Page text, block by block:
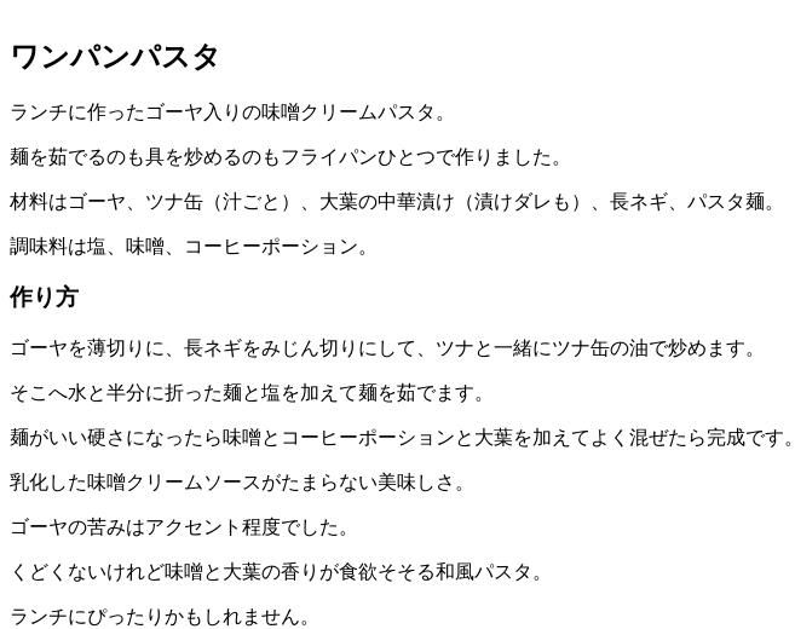
ワンパンパスタ
ランチに作ったゴーヤ入りの味噌クリームパスタ。
麺を茹でるのも具を炒めるのもフライパンひとつで作りました。
材料はゴーヤ、ツナ缶（汁ごと）、大葉の中華漬け（漬けダレも）、長ネギ、パスタ麺。
調味料は塩、味噌、コーヒーポーション。
作り方
ゴーヤを薄切りに、長ネギをみじん切りにして、ツナと一緒にツナ缶の油で炒めます。
そこへ水と半分に折った麺と塩を加えて麺を茹でます。
麺がいい硬さになったら味噌とコーヒーポーションと大葉を加えてよく混ぜたら完成です。
乳化した味噌クリームソースがたまらない美味しさ。
ゴーヤの苦みはアクセント程度でした。
くどくないけれど味噌と大葉の香りが食欲そそる和風パスタ。
ランチにぴったりかもしれません。